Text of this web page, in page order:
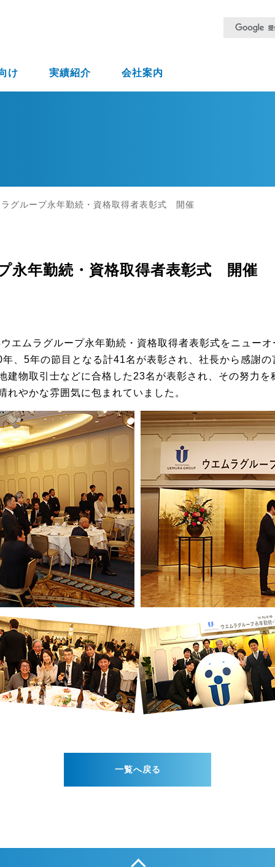
け 実績紹介 会社案内
グループ永年勤続・資格取得者表彰式 開催
永年勤続・資格取得者表彰式 開催
エムラグループ永年勤続・資格取得者表彰式をニュー
、5年の節目となる計41名が表彰され、社長から感謝
建物取引士などに合格した23名が表彰され、その努力を
やかな雰囲気に包まれていました。
一覧へ戻る